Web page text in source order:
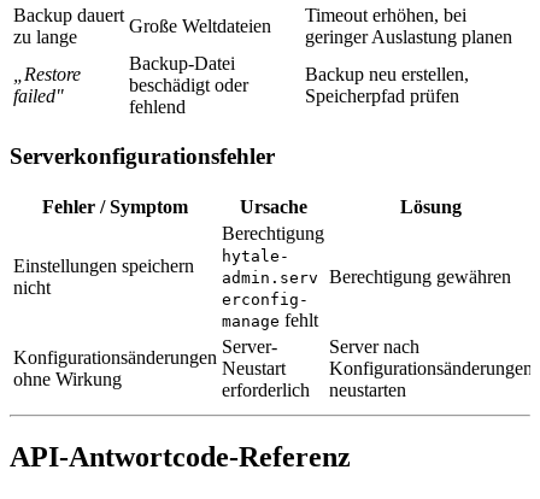
Backup dauert
zu lange
Große Weltdateien
Timeout erhöhen, bei
geringer Auslastung planen
„Restore
failed"
Backup-Datei
beschädigt oder
fehlend
Backup neu erstellen,
Speicherpfad prüfen
Serverkonfigurationsfehler
Fehler / Symptom Ursache Lösung
Einstellungen speichern
nicht
Berechtigung
hytale-
admin.serv
erconfig-
manage fehlt
Berechtigung gewähren
Konfigurationsänderungen
ohne Wirkung
Server-
Neustart
erforderlich
Server nach
Konfigurationsänderungen
neustarten
API-Antwortcode-Referenz